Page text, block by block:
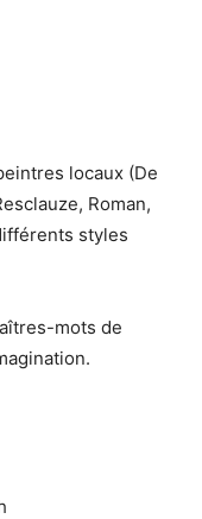
locaux (De
Roman,
styles
mots de